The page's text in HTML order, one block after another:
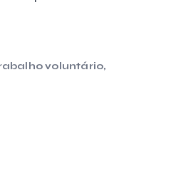
voluntário,